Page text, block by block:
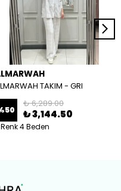
TAKIM - GRI
50
₺ 6,289.00
₺ 3,144.50
4 Beden